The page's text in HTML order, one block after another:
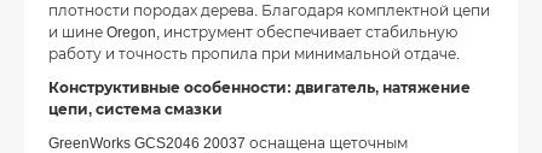
плотности породах дерева. Благодаря комплектной цепи
и шине Oregon, инструмент обеспечивает стабильную
работу и точность пропила при минимальной отдаче.
Конструктивные особенности: двигатель, натяжение
цепи, система смазки
GreenWorks GCS2046 20037 оснащена щеточным